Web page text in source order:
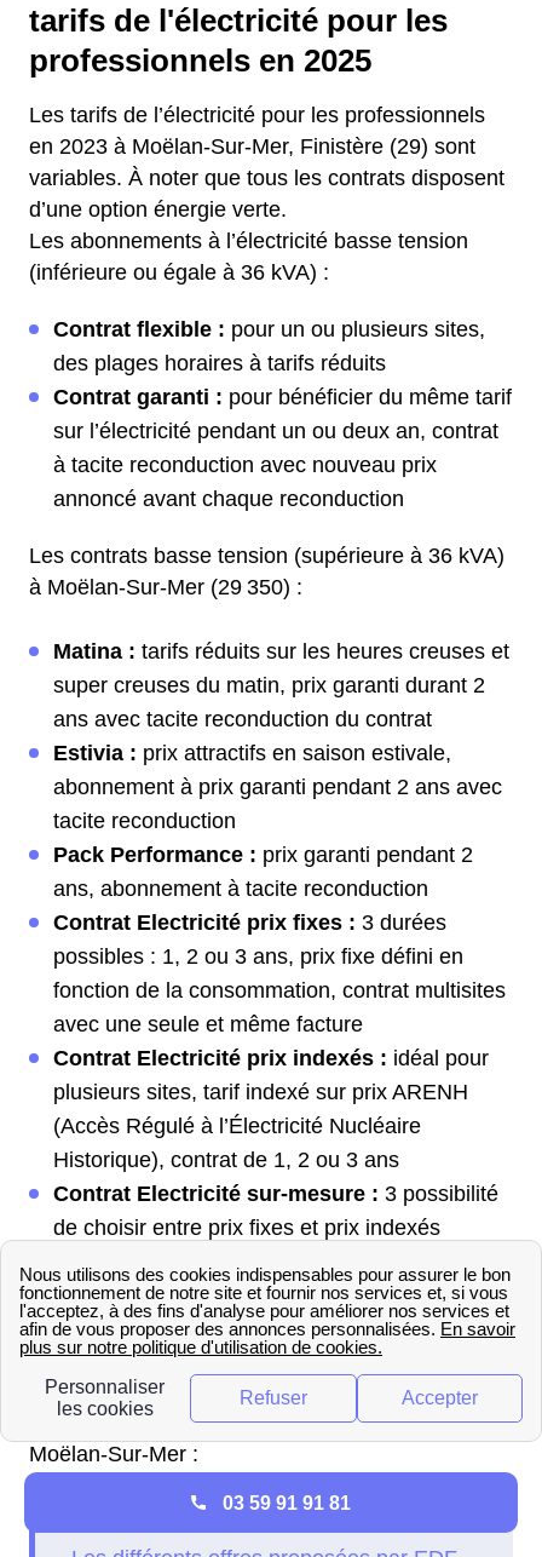
tarifs de l'électricité pour les
professionnels en 2025
Les tarifs de l’électricité pour les professionnels
en 2023 à Moëlan-Sur-Mer, Finistère (29) sont
variables. À noter que tous les contrats disposent
d’une option énergie verte.
Les abonnements à l’électricité basse tension
(inférieure ou égale à 36 kVA) :
Contrat flexible : pour un ou plusieurs sites,
des plages horaires à tarifs réduits
Contrat garanti : pour bénéficier du même tarif
sur l’électricité pendant un ou deux an, contrat
à tacite reconduction avec nouveau prix
annoncé avant chaque reconduction
Les contrats basse tension (supérieure à 36 kVA)
à Moëlan-Sur-Mer (29 350) :
Matina : tarifs réduits sur les heures creuses et
super creuses du matin, prix garanti durant 2
ans avec tacite reconduction du contrat
Estivia : prix attractifs en saison estivale,
abonnement à prix garanti pendant 2 ans avec
tacite reconduction
Pack Performance : prix garanti pendant 2
ans, abonnement à tacite reconduction
Contrat Electricité prix fixes : 3 durées
possibles : 1, 2 ou 3 ans, prix fixe défini en
fonction de la consommation, contrat multisites
avec une seule et même facture ​
Contrat Electricité prix indexés : idéal pour
plusieurs sites, tarif indexé sur prix ARENH
(Accès Régulé à l’Électricité Nucléaire
Historique), contrat de 1, 2 ou 3 ans
Contrat Electricité sur-mesure : 3 possibilité
de choisir entre prix fixes et prix indexés​
Les contrats EDF réservés aux
professionnels de Moëlan-Sur-
Les différents offres proposées par EDF pro à
Moëlan-Sur-Mer :
03 59 91 91 81